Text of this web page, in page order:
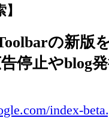
の新版
停止やblog
index-